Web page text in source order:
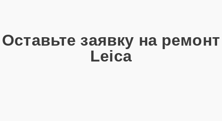
Оставьте заявку на ремонт
Leica